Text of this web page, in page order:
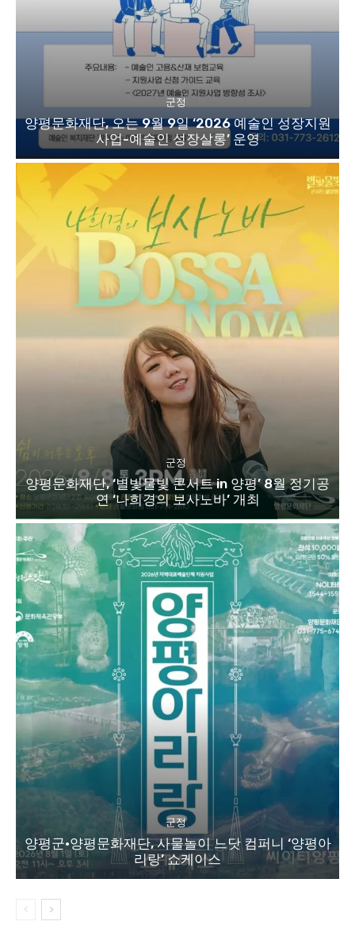
군정
양평문화재단, 오는 9월 9일 ‘2026 예술인 성장지원
사업-예술인 성장살롱’ 운영
군정
양평문화재단, ‘별빛물빛 콘서트 in 양평’ 8월 정기공
연 ‘나희경의 보사노바’ 개최
군정
양평군·양평문화재단, 사물놀이 느닷 컴퍼니 ‘양평아
리랑’ 쇼케이스